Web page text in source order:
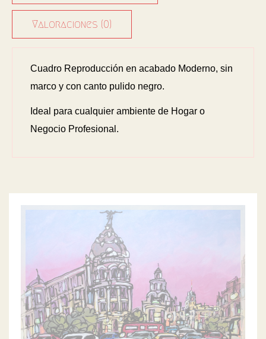
Valoraciones (0)
Cuadro Reproducción en acabado Moderno, sin
marco y con canto pulido negro.
Ideal para cualquier ambiente de Hogar o
Negocio Profesional.